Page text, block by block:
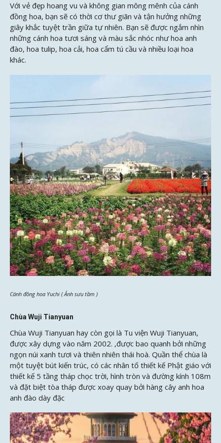
Với vẻ đẹp hoang vu và không gian mông mênh của cánh
đồng hoa, bạn sẽ có thời cơ thư giãn và tận hưởng những
giây khắc tuyệt trần giữa tự nhiên. Bạn sẽ được ngắm nhìn
những cánh hoa tươi sáng và màu sắc nhóc như hoa anh
đào, hoa tulip, hoa cải, hoa cẩm tú cầu và nhiều loại hoa
khác.
Cánh đồng hoa Yuchi ( Ảnh sưu tầm )
Chùa Wuji Tianyuan
Chùa Wuji Tianyuan hay còn gọi là Tu viện Wuji Tianyuan,
được xây dựng vào năm 2002. ,được bao quanh bởi những
ngọn núi xanh tươi và thiên nhiên thái hoà. Quần thể chùa là
một tuyệt bút kiến ​​trúc, có các nhân tố thiết kế Phật giáo với
thiết kế 5 tầng tháp chọc trời, hình tròn và đường kính 108m
và đặt biệt tòa tháp được xoay quay bởi hàng cây anh hoa
anh đào dày đặc